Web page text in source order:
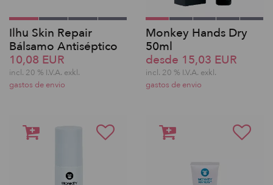
Ilhu Skin Repair
Bálsamo Antiséptico
10,08 EUR
incl. 20 % I.V.A. exkl.
gastos de envio
Monkey Hands Dry
50ml
desde 15,03 EUR
incl. 20 % I.V.A. exkl.
gastos de envio